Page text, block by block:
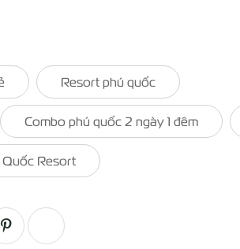
Resort phú quốc
Combo phú quốc 2 ngày 1 đêm
Resort